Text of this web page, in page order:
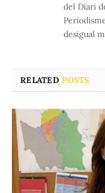
del Diari
desigual
RELATEDPOSTS